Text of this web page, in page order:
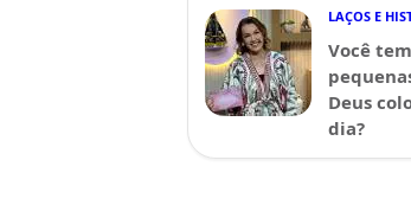
LAÇOS E
Você
Deus
dia?